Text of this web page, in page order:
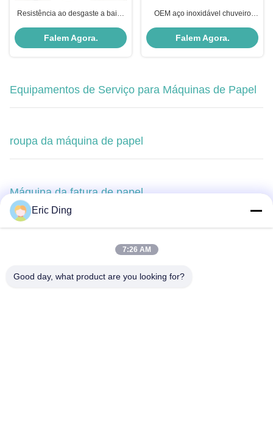
Resistência ao desgaste a baixo
Falem Agora.
OEM aço inoxidável chuveiro
bocal
Falem Agora.
Equipamentos de Serviço para Máquinas de Papel
roupa da máquina de papel
Máquina da fatura de papel
Eric Ding
7:26 AM
Good day, what product are you looking for?